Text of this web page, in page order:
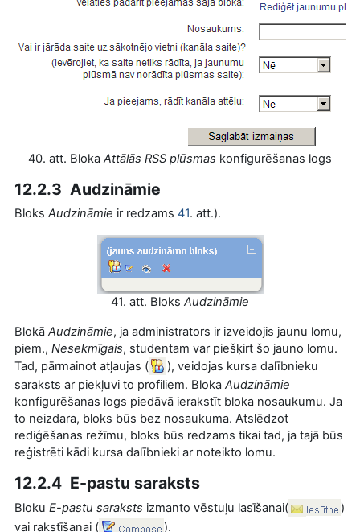
40. att. Bloka Attālās RSS plūsmas konfigurēšanas logs
12.2.3 Audzināmie
Bloks Audzināmie ir redzams 41. att.).
41. att. Bloks Audzināmie
Blokā Audzināmie, ja administrators ir izveidojis jaunu lomu,
piem., Nesekmīgais, studentam var piešķirt šo jauno lomu.
Tad, pārmainot atļaujas (
), veidojas kursa dalībnieku
saraksts ar piekļuvi to profiliem. Bloka Audzināmie
konfigurēšanas logs piedāvā ierakstīt bloka nosaukumu. Ja
to neizdara, bloks būs bez nosaukuma. Atslēdzot
rediģēšanas režīmu, bloks būs redzams tikai tad, ja tajā būs
reģistrēti kādi kursa dalībnieki ar noteikto lomu.
12.2.4 E-pastu saraksts
Bloku E-pastu saraksts izmanto vēstuļu lasīšanai(
)
vai rakstīšanai (
).